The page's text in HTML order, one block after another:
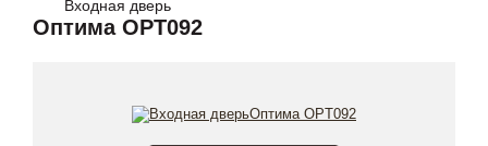
Входная дверь
Оптима OPT092